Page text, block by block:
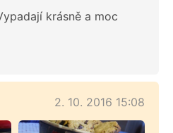
krásně a moc
2. 10. 2016 15:08